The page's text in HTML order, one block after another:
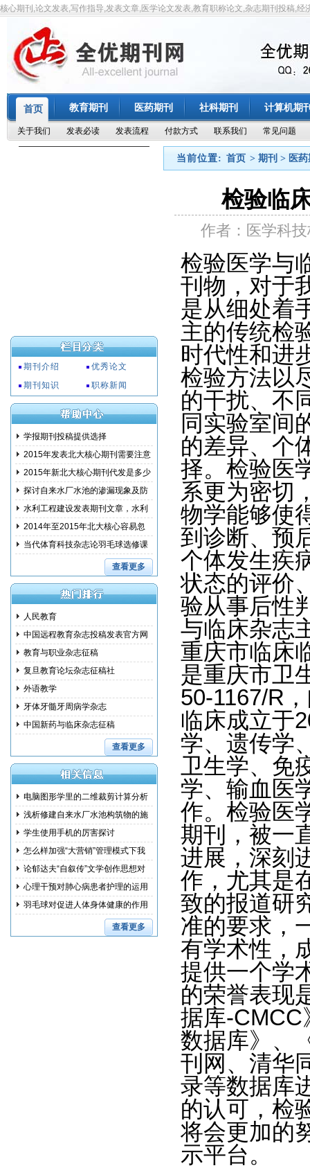
核心期刊,论文发表,写作指导,发表文章,医学论文发表,教育职称论文,杂志期刊投稿,经
首页 教育期刊 医药期刊 社科期刊 计算机期
关于我们 发表必读 发表流程 付款方式 联系我们 常见问题
当前位置: 首页 > 期刊 > 医
检验临
作者：医学科
检验医学与
刊物，对于
是从细处着
主的传统检
时代性和进
检验方法以
的干扰、不
同实验室间
的差异、个
择。检验医
系更为密切
物学能够使
到诊断、预
个体发生疾
状态的评价
验从事后性
与临床杂志
重庆市临床
是重庆市卫
50-1167/R
临床成立于
学、遗传学
卫生学、免
学、输血医
作。检验医
期刊，被一
进展，深刻
作，尤其是
致的报道研
准的要求，
有学术性，
提供一个学
的荣誉表现
据库-CMCC
数据库》、
刊网、清华
录等数据库
的认可，检
将会更加的
示平台。
期刊介绍
优秀论文
期刊知识
职称新闻
学报期刊投稿提供选择
2015年发表北大核心期刊需要注意
事项2015年新北大核心期刊代发是多少
钱?探讨自来水厂水池的渗漏现象及防
范措水利工程建设发表期刊文章，水利
建设2014年至2015年北大核心容易忽
略的问
当代体育科技杂志论羽毛球选修课
查看更多
人民教育
中国远程教育杂志投稿发表官方网
教育与职业杂志征稿
复旦教育论坛杂志征稿社
外语教学
牙体牙髓牙周病学杂志
中国新药与临床杂志征稿
查看更多
电脑图形学里的二维裁剪计算分析
浅析修建自来水厂水池构筑物的施
工措学生使用手机的厉害探讨
怎么样加强“大营销”管理模式下我
国 论郁达夫“自叙传”文学创作思想对
其 心理干预对肺心病患者护理的运用
研究羽毛球对促进人体身体健康的作用
查看更多